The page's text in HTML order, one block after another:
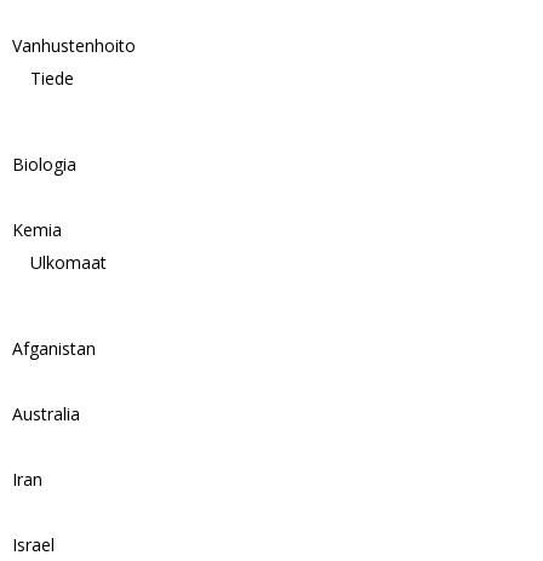
Vanhustenhoito
Tiede
Biologia
Kemia
Ulkomaat
Afganistan
Australia
Iran
Israel